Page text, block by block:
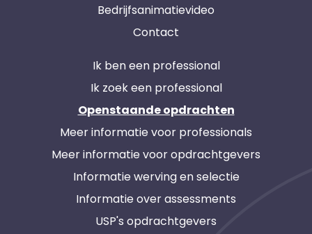
Bedrijfsanimatievideo
Contact
Ik ben een professional
Ik zoek een professional
Openstaande opdrachten
Meer informatie voor professionals
Meer informatie voor opdrachtgevers
Informatie werving en selectie
Informatie over assessments
USP's opdrachtgevers